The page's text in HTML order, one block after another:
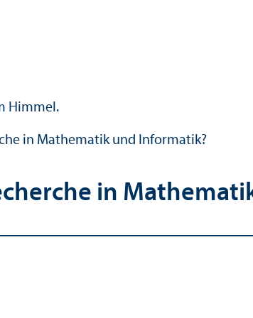
in Mathematik und Informatik?
in